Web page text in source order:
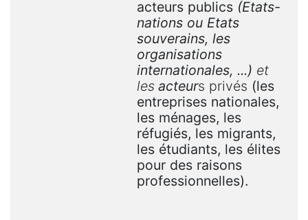
acteurs publics(Etats-
nations ou Etats
souverains, les
organisations
internationales, ...) et
les acteurs privés (les
entreprises nationales,
les ménages, les
réfugiés, les migrants,
les étudiants, les élites
pour des raisons
professionnelles).